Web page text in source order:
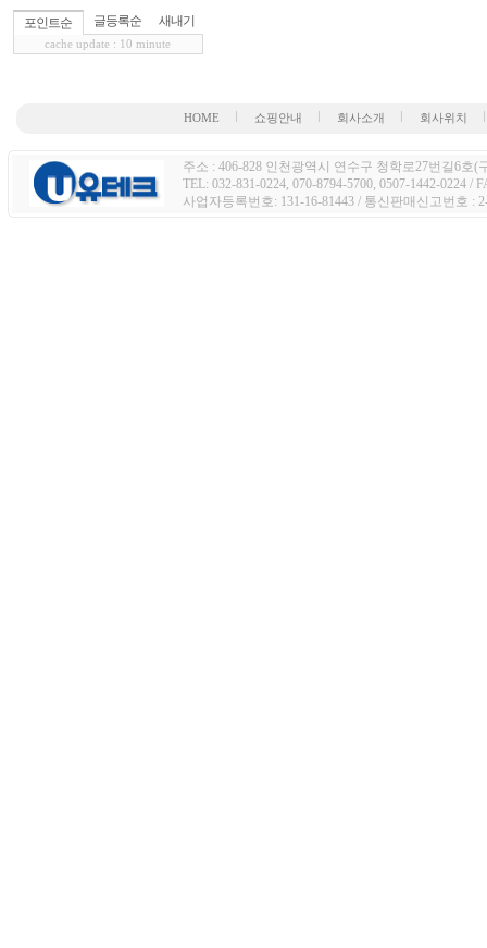
포인트순 글등록순 새내기
cache update : 10 minute
HOME 쇼핑안내 회사소개 회사위치
주소 : 406-828 인천광역시 연수구 청학로27번길6호(
TEL: 032-831-0224, 070-8794-5700, 0507-1442-0224
사업자등록번호: 131-16-81443 / 통신판매신고번호 :